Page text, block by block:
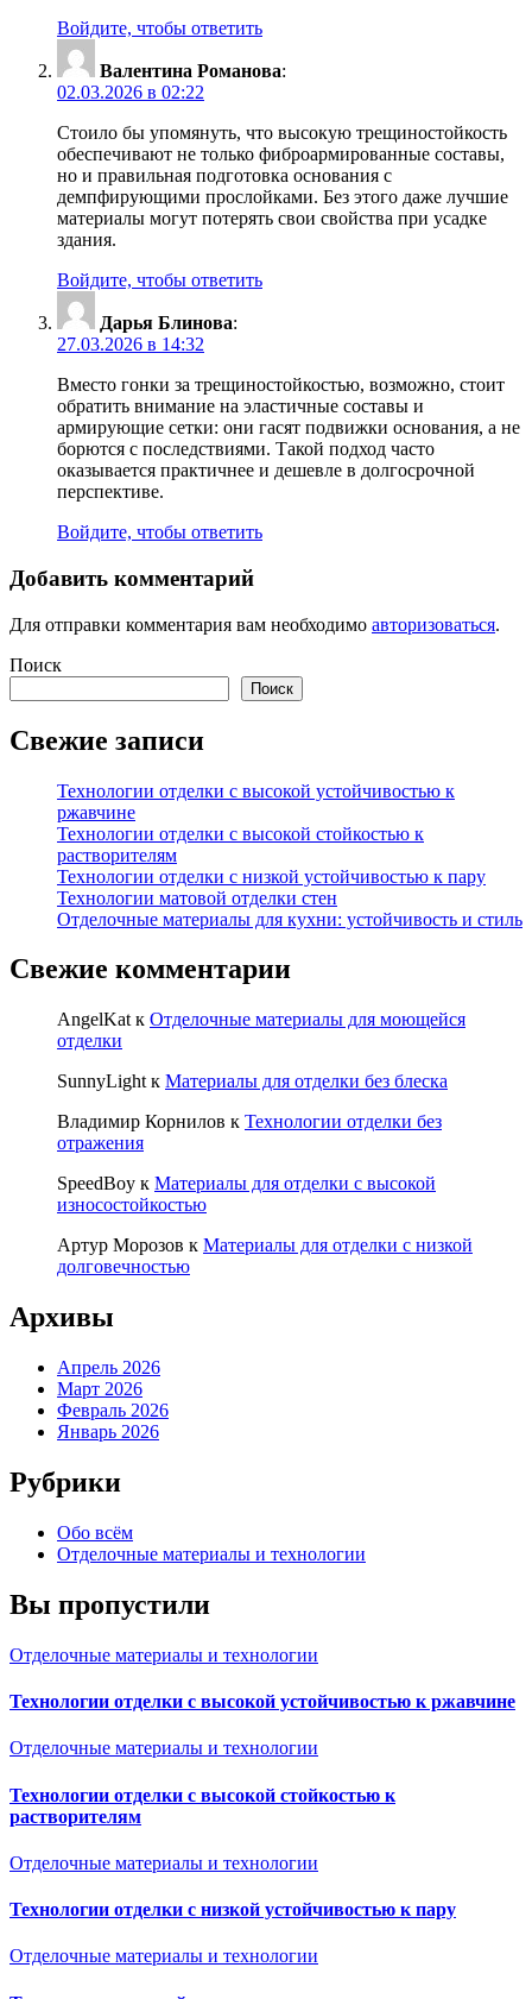
Войдите, чтобы ответить
Валентина Романова:
02.03.2026 в 02:22
Стоило бы упомянуть, что высокую трещиностойкость
обеспечивают не только фиброармированные составы,
но и правильная подготовка основания с
демпфирующими прослойками. Без этого даже лучшие
материалы могут потерять свои свойства при усадке
здания.
Войдите, чтобы ответить
Дарья Блинова:
27.03.2026 в 14:32
Вместо гонки за трещиностойкостью, возможно, стоит
обратить внимание на эластичные составы и
армирующие сетки: они гасят подвижки основания, а не
борются с последствиями. Такой подход часто
оказывается практичнее и дешевле в долгосрочной
перспективе.
Войдите, чтобы ответить
Добавить комментарий
Для отправки комментария вам необходимо авторизоваться.
Поиск
Поиск
Свежие записи
Технологии отделки с высокой устойчивостью к
ржавчине
Технологии отделки с высокой стойкостью к
растворителям
Технологии отделки с низкой устойчивостью к пару
Технологии матовой отделки стен
Отделочные материалы для кухни: устойчивость и стиль
Свежие комментарии
AngelKat к Отделочные материалы для моющейся
отделки
SunnyLight к Материалы для отделки без блеска
Владимир Корнилов к Технологии отделки без
отражения
SpeedBoy к Материалы для отделки с высокой
износостойкостью
Артур Морозов к Материалы для отделки с низкой
долговечностью
Архивы
Апрель 2026
Март 2026
Февраль 2026
Январь 2026
Рубрики
Обо всём
Отделочные материалы и технологии
Вы пропустили
Отделочные материалы и технологии
Технологии отделки с высокой устойчивостью к ржавчине
Отделочные материалы и технологии
Технологии отделки с высокой стойкостью к
растворителям
Отделочные материалы и технологии
Технологии отделки с низкой устойчивостью к пару
Отделочные материалы и технологии